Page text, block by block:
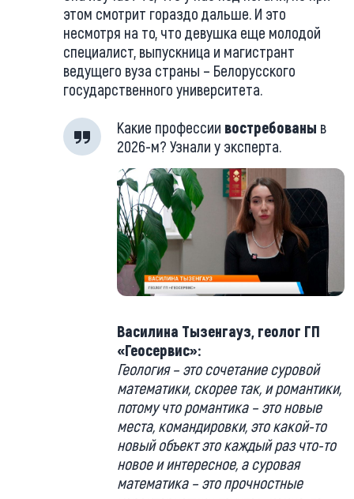
этом смотрит гораздо дальше. И это
несмотря на то, что девушка еще молодой
специалист, выпускница и магистрант
ведущего вуза страны – Белорусского
государственного университета.
Какие профессии востребованы в
2026-м? Узнали у эксперта.
Василина Тызенгауз, геолог ГП
«Геосервис»:
Геология – это сочетание суровой
математики, скорее так, и романтики,
потому что романтика – это новые
места, командировки, это какой-то
новый объект это каждый раз что-то
новое и интересное, а суровая
математика – это прочностные